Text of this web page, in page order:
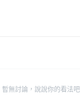
暫無討論，說說你的看法吧